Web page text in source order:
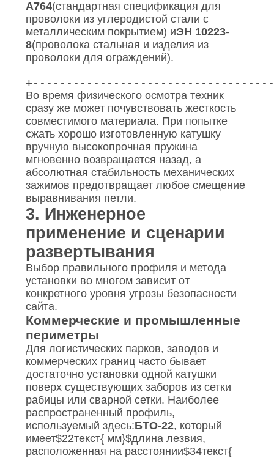
А764(стандартная спецификация для
проволоки из углеродистой стали с
металлическим покрытием) иЭН 10223-
8(проволока стальная и изделия из
проволоки для ограждений).
Во время физического осмотра техник
сразу же может почувствовать жесткость
совместимого материала. При попытке
сжать хорошо изготовленную катушку
вручную высокопрочная пружина
мгновенно возвращается назад, а
абсолютная стабильность механических
зажимов предотвращает любое смещение
выравнивания петли.
3. Инженерное
применение и сценарии
развертывания
Выбор правильного профиля и метода
установки во многом зависит от
конкретного уровня угрозы безопасности
сайта.
Коммерческие и промышленные
периметры
Для логистических парков, заводов и
коммерческих границ часто бывает
достаточно установки одной катушки
поверх существующих заборов из сетки
рабицы или сварной сетки. Наиболее
распространенный профиль,
используемый здесь:БТО-22, который
имеет$22текст{ мм}$длина лезвия,
расположенная на расстоянии$34текст{